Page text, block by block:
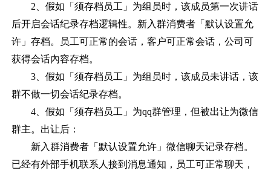
2、假如「须存档员工」为组员时，该成员第一次讲话
后开启会话纪录存档逻辑性。新入群消费者「默认设置允
许」存档。员工可正常的会话，客户可正常会话，公司可
获得会话內容存档。
3、假如「须存档员工」为组员时，该成员未讲话，该
群不做一切会话纪录存档。
4、假如「须存档员工」为qq群管理，但被出让为微信
群主。出让后：
新入群消费者「默认设置允许」微信聊天记录存档。
已经有外部手机联系人接到消息通知，员工可正常聊天，